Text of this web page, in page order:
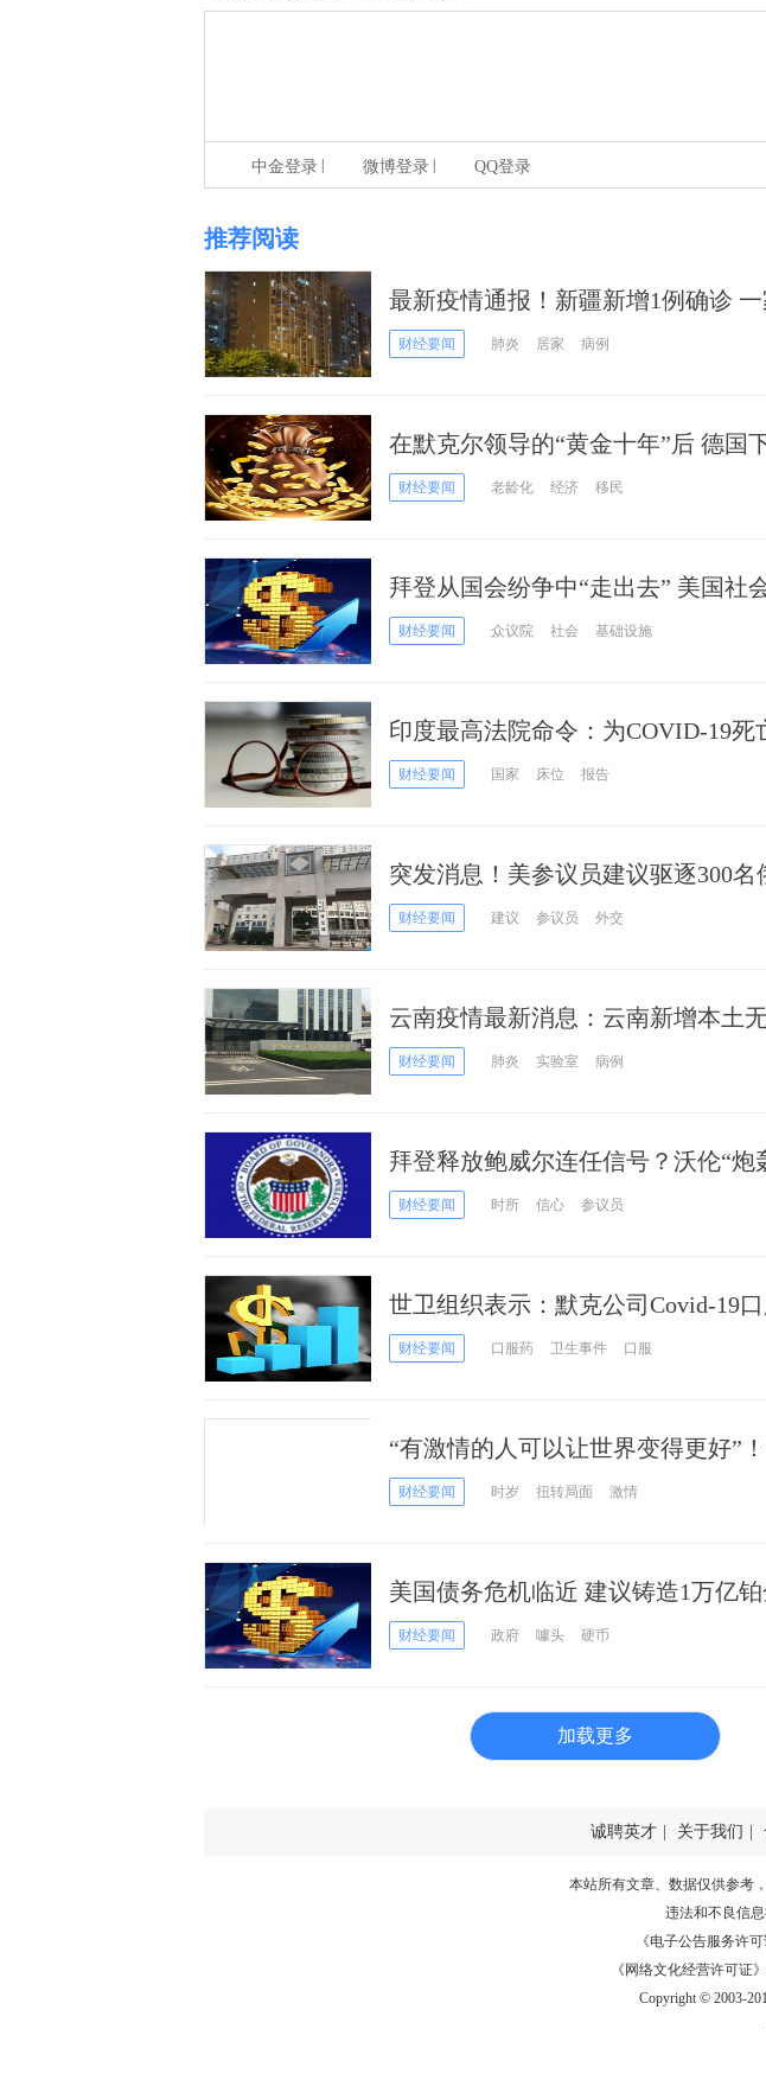
中金登录 微博登录 QQ登录
推荐阅读
最新疫情通报！新疆新增1例确诊
财经要闻 肺炎 居家 病例
在默克尔领导的“黄金十年”后 德国
济挑战：数字化、芯片危机、老龄化
财经要闻 老龄化 经济 移民
拜登从国会纷争中“走出去” 美国社
总统启程密歇根州争取公众支持
财经要闻 众议院 社会 基础设施
印度最高法院命令：为COVID-19死
印度死亡记录已有449,260例
财经要闻 国家 床位 报告
突发消息！美参议员建议驱逐300名
如将300名俄罗斯外交官驱逐出境
财经要闻 建议 参议员 外交
云南疫情最新消息：云南新增本土
境外输入确诊13例、无症状感染者4例
财经要闻 肺炎 实验室 病例
拜登释放鲍威尔连任信号？沃伦“炮
言人证实 拜登对美联储主席鲍威尔
财经要闻 时所 信心 参议员
世卫组织表示：默克公司Covid-19
变规则 正在等待其数据
财经要闻 口服药 卫生事件 口服
“有激情的人可以让世界变得更好”
苹果CEO库克发文缅怀
财经要闻 时岁 扭转局面 激情
美国债务危机临近 建议铸造1万亿
部长耶伦回应：“噱头”！难道美国
财经要闻 政府 噱头 硬币
加载更多
诚聘英才 关于我们
本站所有文章、数据仅供参考
违法和不良信息
《电子公告服务许可
《网络文化经营许可证
Copyright © 2003-